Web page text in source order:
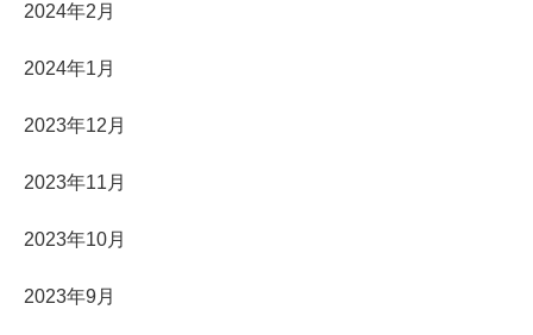
2024年2月
2024年1月
2023年12月
2023年11月
2023年10月
2023年9月